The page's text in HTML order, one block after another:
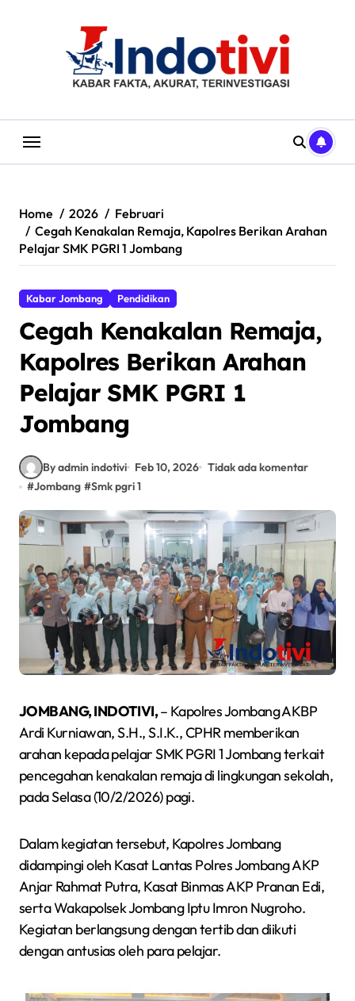
Home 2026
Februari
Cegah Kenakalan Remaja, Kapolres Berikan Arahan
Pelajar SMK PGRI 1 Jombang
Kabar Jombang Pendidikan
Cegah Kenakalan Remaja,
Kapolres Berikan Arahan
Pelajar SMK PGRI 1
Jombang
By admin indotivi Feb 10, 2026 Tidak ada komentar
#Jombang #Smk pgri 1
JOMBANG, INDOTIVI,– Kapolres Jombang AKBP
Ardi Kurniawan, S.H., S.I.K., CPHR memberikan
arahan kepada pelajar SMK PGRI 1 Jombang terkait
pencegahan kenakalan remaja di lingkungan sekolah,
pada Selasa (10/2/2026) pagi.
Dalam kegiatan tersebut, Kapolres Jombang
didampingi oleh Kasat Lantas Polres Jombang AKP
Anjar Rahmat Putra, Kasat Binmas AKP Pranan Edi,
serta Wakapolsek Jombang Iptu Imron Nugroho.
Kegiatan berlangsung dengan tertib dan diikuti
dengan antusias oleh para pelajar.